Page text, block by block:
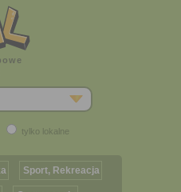
tylko lokalne
Sport, Rekreacja